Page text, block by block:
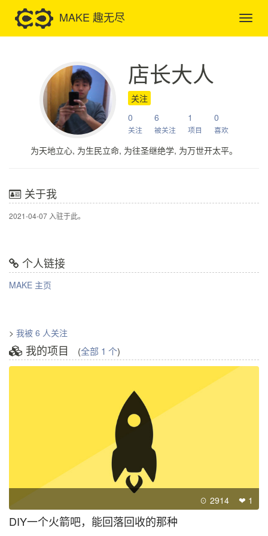
MAKE 趣无尽
店长大人
关注
0
关注
6
被关注
1
项目
0
喜欢
为天地立心, 为生民立命, 为往圣继绝学, 为万世开太平。
关于我
2021-04-07 入驻于此。
个人链接
MAKE 主页
> 我被 6 人关注
我的项目 (全部 1 个)
☉ 2914 ❤ 1
DIY一个火箭吧，能回落回收的那种